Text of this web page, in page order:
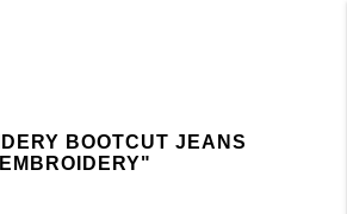
BOOTCUT JEANS